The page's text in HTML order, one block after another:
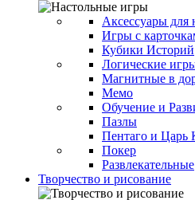
Аксессуары для
Игры с
Кубики Историй
Логические
Магнитные в
Мемо
Обучение и
Пазлы
Пентаго и Царь
Покер
Развлекательные
Творчество и рисование